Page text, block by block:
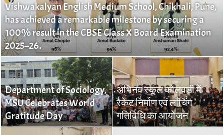
Vishwakalyan English Medium School, Chikhali, Pune,
has achieved a remarkable milestone by securing a
100% result in the CBSE Class X Board Examination
2025–26.
Department of Sociology,
MSU Celebrates World
Gratitude Day
अभिनव स्कूल कोलवड़ी में
रैकेट निर्माण एवं लाँचिंग
गतिविधि का आयोजन